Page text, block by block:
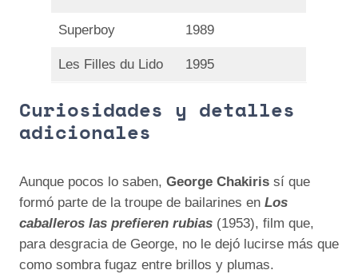
Superboy 1989
Les Filles du Lido 1995
Curiosidades y detalles
adicionales
Aunque pocos lo saben, George Chakiris sí que
formó parte de la troupe de bailarines en Los
caballeros las prefieren rubias (1953), film que,
para desgracia de George, no le dejó lucirse más que
como sombra fugaz entre brillos y plumas.